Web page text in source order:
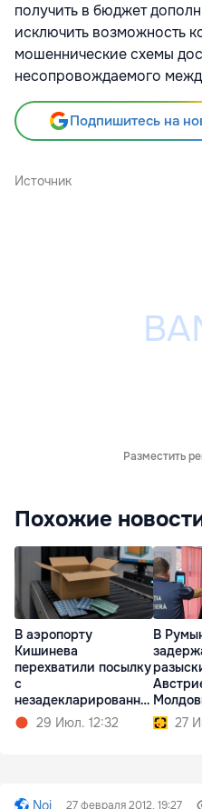
получить в бюджет
исключить возможность
мошеннические схемы
несопровождаемого
Подпишитесь на
Источник
Разместить
Похожие
В аэропорту
Кишинева
перехватили посылку
с
незадекларированны
ми таблетками
29 Июл. 12:32
В
27
Noi 27 февраля 2012, 19:27